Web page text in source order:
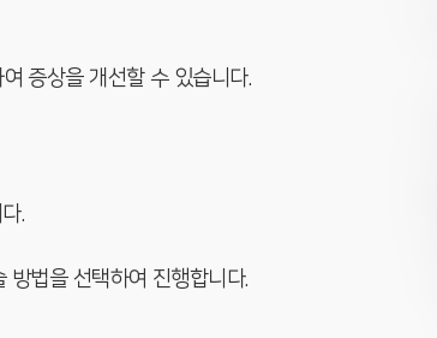
증상을 개선할 수 있습니다.
.
방법을 선택하여 진행합니다.